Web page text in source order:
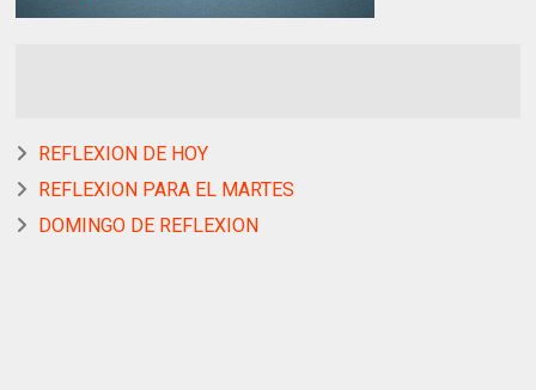
REFLEXION DE HOY
REFLEXION PARA EL MARTES
DOMINGO DE REFLEXION